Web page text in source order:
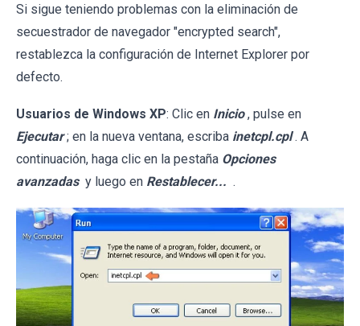
Si sigue teniendo problemas con la eliminación de
secuestrador de navegador "encrypted search",
restablezca la configuración de Internet Explorer por
defecto.
Usuarios de Windows XP: Clic en Inicio , pulse en
Ejecutar ; en la nueva ventana, escriba inetcpl.cpl . A
continuación, haga clic en la pestaña Opciones
avanzadas y luego en Restablecer... .